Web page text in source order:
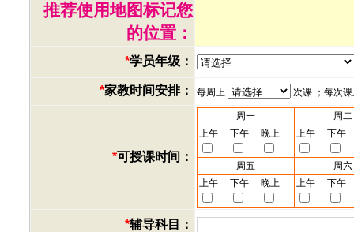
推荐使用地图标记您
的位置：
*学员年级：
*家教时间安排： 每周上 次课 ；每次
*可授课时间：
周一
周二
上午
下午 晚上 上午 下午
周五
周六
上午
下午 晚上 上午 下午
*辅导科目：